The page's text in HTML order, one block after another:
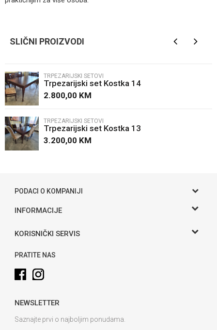
Poruka
SLIČNI PROIZVODI
TRPEZARIJSKI SETOVI
Trpezarijski set Kostka 14
2.800,00 KM
TRPEZARIJSKI SETOVI
Trpezarijski set Kostka 13
3.200,00 KM
PODACI O KOMPANIJI
Gama S doo
Adresa
Telefon:
Email:
Račun
3381902212258898
INFORMACIJE
O nama
KORISNIČKI SERVIS
Uslovi korišćenja i prodaje
Kako kupiti
Plaćanje karticama
Isporuka
PRATITE NAS
NEWSLETTER
Saznajte prvi o najboljim ponudama.